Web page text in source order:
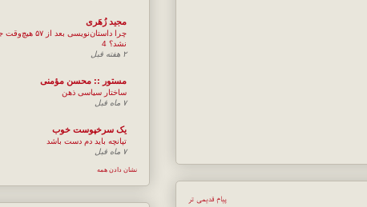
پیام قدیمی تر
مجيد زُهَری
چرا داستان‌نویسی بعد از
نشد؟ 4
۲ هفته قبل
مستور :: محسن مؤمنی
ساختار سیاسی ذهن
۷ ماه قبل
یک سرخپوست خوب
تپانچه باید دم دست باشد
۷ ماه قبل
نشان دادن همه